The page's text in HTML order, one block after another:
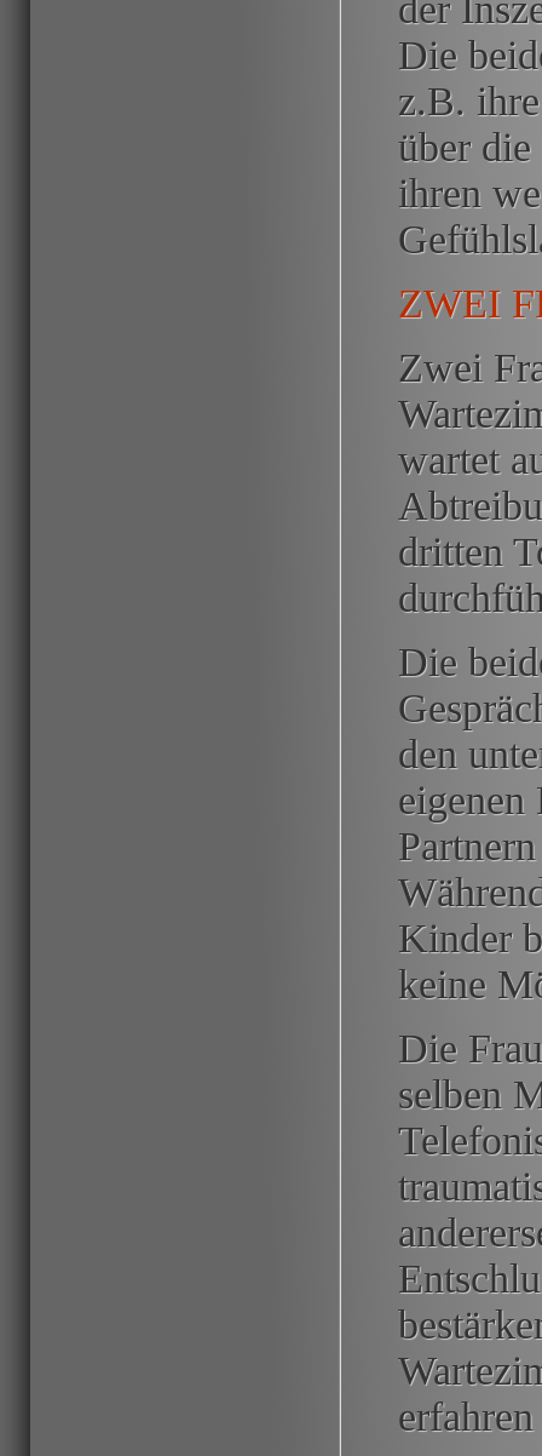
Die
z.B.
über
ihren
ZWEI
Zwei
wartet
dritten
Die
den
eigenen
Kinder
keine
Die
selben